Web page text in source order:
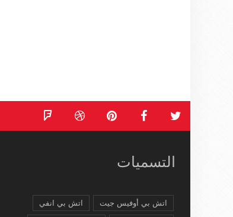
التسميات
اتش بي أوفيس جيت اتش بي انفي